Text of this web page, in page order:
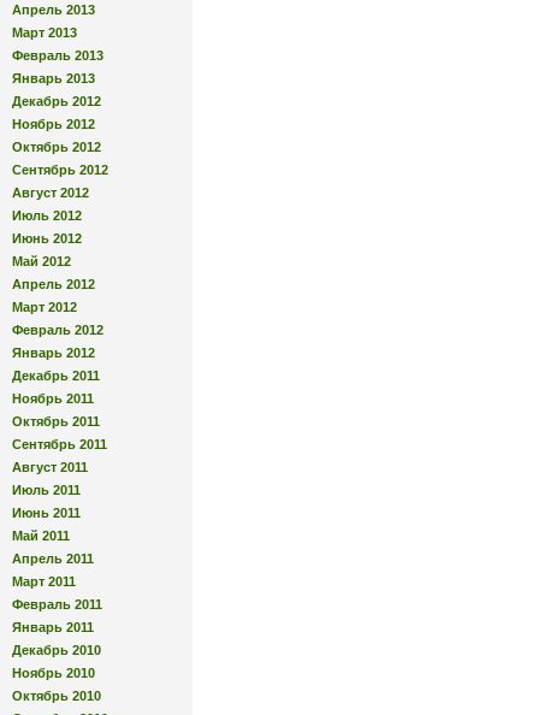
Апрель 2013
Март 2013
Февраль 2013
Январь 2013
Декабрь 2012
Ноябрь 2012
Октябрь 2012
Сентябрь 2012
Август 2012
Июль 2012
Июнь 2012
Май 2012
Апрель 2012
Март 2012
Февраль 2012
Январь 2012
Декабрь 2011
Ноябрь 2011
Октябрь 2011
Сентябрь 2011
Август 2011
Июль 2011
Июнь 2011
Май 2011
Апрель 2011
Март 2011
Февраль 2011
Январь 2011
Декабрь 2010
Ноябрь 2010
Октябрь 2010